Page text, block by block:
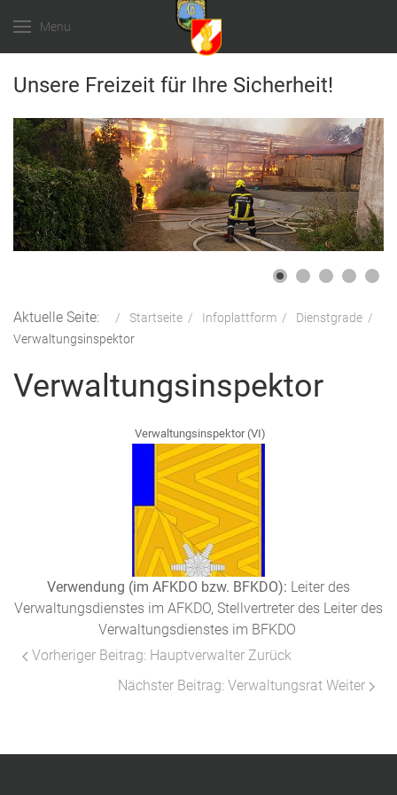
Menu
Unsere Freizeit für Ihre Sicherheit!
Aktuelle Seite: Startseite Infoplattform
Dienstgrade
Verwaltungsinspektor
Verwaltungsinspektor
Verwaltungsinspektor (VI)
Verwendung (im AFKDO bzw. BFKDO): Leiter des
Verwaltungsdienstes im AFKDO, Stellvertreter des Leiter des
Verwaltungsdienstes im BFKDO
Vorheriger Beitrag: Hauptverwalter Zurück
Nächster Beitrag: Verwaltungsrat Weiter